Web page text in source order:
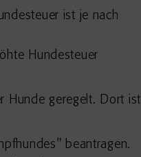
ist je nach
Hundesteuer
Hunde geregelt. Dort ist
beantragen.